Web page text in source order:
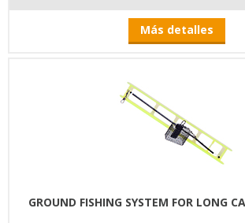
Más detalles
GROUND FISHING SYSTEM FOR LONG